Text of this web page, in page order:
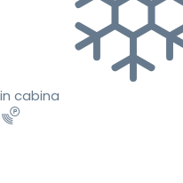
in cabina